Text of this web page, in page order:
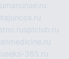
manunae.ru
tajuncos.ru
splclub.ru
seks-365.ru